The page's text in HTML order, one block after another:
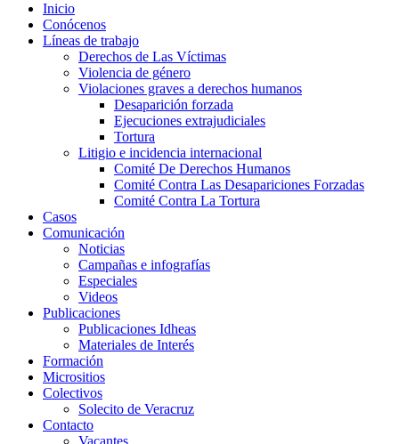
Inicio
Conócenos
Líneas de trabajo
Derechos de Las Víctimas
Violencia de género
Violaciones graves a derechos humanos
Desaparición forzada​
Ejecuciones extrajudiciales
Tortura
Litigio e incidencia internacional
Comité De Derechos Humanos​
Comité Contra Las Desapariciones Forzadas
Comité Contra La Tortura​
Casos
Comunicación
Noticias
Campañas e infografías
Especiales
Videos
Publicaciones
Publicaciones Idheas
Materiales de Interés
Formación
Micrositios
Colectivos
Solecito de Veracruz
Contacto
Vacantes